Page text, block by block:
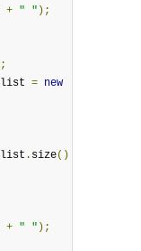
+ " " );
=
new
. size()
+ " " );